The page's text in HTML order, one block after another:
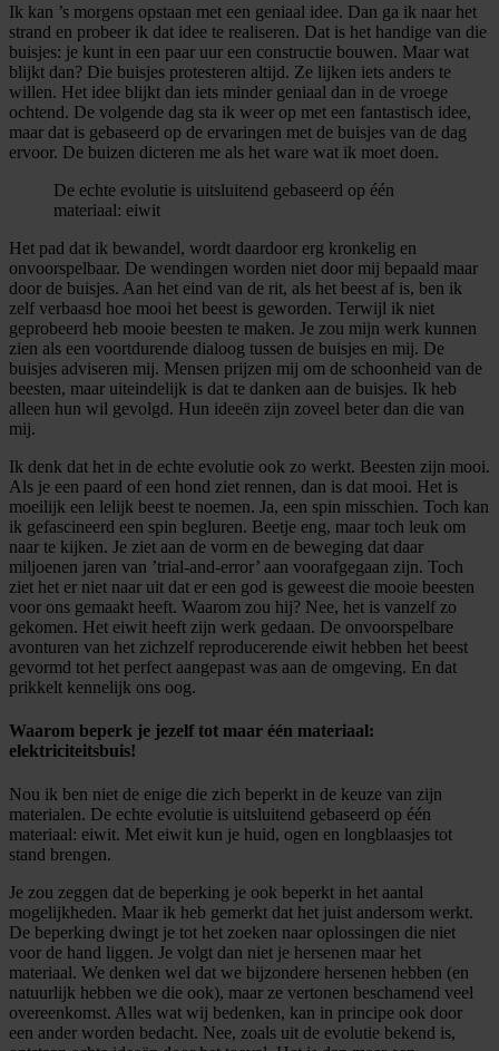
Ik kan ’s morgens opstaan met een geniaal idee. Dan ga ik naar het
strand en probeer ik dat idee te realiseren. Dat is het handige van die
buisjes: je kunt in een paar uur een constructie bouwen. Maar wat
blijkt dan? Die buisjes protesteren altijd. Ze lijken iets anders te
willen. Het idee blijkt dan iets minder geniaal dan in de vroege
ochtend. De volgende dag sta ik weer op met een fantastisch idee,
maar dat is gebaseerd op de ervaringen met de buisjes van de dag
ervoor. De buizen dicteren me als het ware wat ik moet doen.
De echte evolutie is uitsluitend gebaseerd op één
materiaal: eiwit
Het pad dat ik bewandel, wordt daardoor erg kronkelig en
onvoorspelbaar. De wendingen worden niet door mij bepaald maar
door de buisjes. Aan het eind van de rit, als het beest af is, ben ik
zelf verbaasd hoe mooi het beest is geworden. Terwijl ik niet
geprobeerd heb mooie beesten te maken. Je zou mijn werk kunnen
zien als een voortdurende dialoog tussen de buisjes en mij. De
buisjes adviseren mij. Mensen prijzen mij om de schoonheid van de
beesten, maar uiteindelijk is dat te danken aan de buisjes. Ik heb
alleen hun wil gevolgd. Hun ideeën zijn zoveel beter dan die van
mij.
Ik denk dat het in de echte evolutie ook zo werkt. Beesten zijn mooi.
Als je een paard of een hond ziet rennen, dan is dat mooi. Het is
moeilijk een lelijk beest te noemen. Ja, een spin misschien. Toch kan
ik gefascineerd een spin begluren. Beetje eng, maar toch leuk om
naar te kijken. Je ziet aan de vorm en de beweging dat daar
miljoenen jaren van ’trial-and-error’ aan voorafgegaan zijn. Toch
ziet het er niet naar uit dat er een god is geweest die mooie beesten
voor ons gemaakt heeft. Waarom zou hij? Nee, het is vanzelf zo
gekomen. Het eiwit heeft zijn werk gedaan. De onvoorspelbare
avonturen van het zichzelf reproducerende eiwit hebben het beest
gevormd tot het perfect aangepast was aan de omgeving. En dat
prikkelt kennelijk ons oog.
Waarom beperk je jezelf tot maar één materiaal:
elektriciteitsbuis!
Nou ik ben niet de enige die zich beperkt in de keuze van zijn
materialen. De echte evolutie is uitsluitend gebaseerd op één
materiaal: eiwit. Met eiwit kun je huid, ogen en longblaasjes tot
stand brengen.
Je zou zeggen dat de beperking je ook beperkt in het aantal
mogelijkheden. Maar ik heb gemerkt dat het juist andersom werkt.
De beperking dwingt je tot het zoeken naar oplossingen die niet
voor de hand liggen. Je volgt dan niet je hersenen maar het
materiaal. We denken wel dat we bijzondere hersenen hebben (en
natuurlijk hebben we die ook), maar ze vertonen beschamend veel
overeenkomst. Alles wat wij bedenken, kan in principe ook door
een ander worden bedacht. Nee, zoals uit de evolutie bekend is,